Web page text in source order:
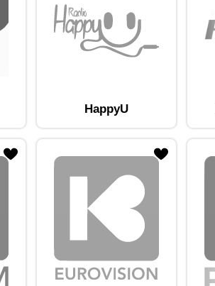
HappyU
hulkaLisa raadiojaam lemmikute hulka